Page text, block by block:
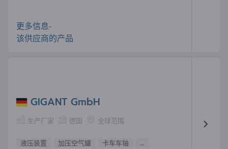
更多信息-
该供应商的产品
GIGANT GmbH
生产厂家 德国 全球范围
液压装置 加压空气罐 卡车车轴 ...